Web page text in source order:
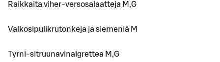
Raikkaita viher-versosalaatteja M,G
Valkosipulikrutonkeja ja siemeniä M
Tyrni-sitruunavinaigrettea M,G